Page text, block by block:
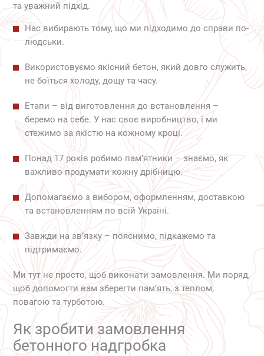
та уважний підхід.
Нас вибирають тому, що ми підходимо до справи по-
людськи.
Використовуємо якісний бетон, який довго служить,
не боїться холоду, дощу та часу.
Етапи – від виготовлення до встановлення –
беремо на себе. У нас своє виробництво, і ми
стежимо за якістю на кожному кроці.
Понад 17 років робимо пам’ятники – знаємо, як
важливо продумати кожну дрібницю.
Допомагаємо з вибором, оформленням, доставкою
та встановленням по всій Україні.
Завжди на зв’язку – пояснимо, підкажемо та
підтримаємо.
Ми тут не просто, щоб виконати замовлення. Ми поряд,
щоб допомогти вам зберегти пам’ять, з теплом,
повагою та турботою.
Як зробити замовлення
бетонного надгробка